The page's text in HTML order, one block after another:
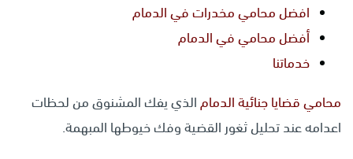
افضل محامي مخدرات في الدمام
أفضل محامي في الدمام
خدماتنا
محامي قضايا جنائية الدمامالذي يفك المشنوق من لحظات
اعدامه عند تحليل ثغور القضية وفك خيوطها المبهمة.